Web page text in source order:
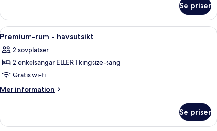
trädgården
-
utsikt
mot
Se priser
Öppna
alla
foton
för
Premium-
rum
Premium-rum - havsutsikt |
7
Premium-rum - havsutsikt
2 sovplatser
2 enkelsängar ELLER 1 kingsize-säng
Gratis wi-fi
Mer information
Mer
rum
Se priser